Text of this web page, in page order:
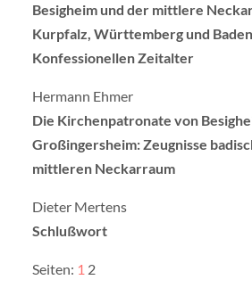
Besigheim und der mittlere
Kurpfalz, Württemberg und
Konfessionellen Zeitalter
Hermann Ehmer
Die Kirchenpatronate von
Großingersheim: Zeugnisse
mittleren Neckarraum
Dieter Mertens
Schlußwort
Seiten: 1 2